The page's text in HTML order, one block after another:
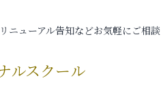
ニューアル告知などお気軽にご相
ルスクール